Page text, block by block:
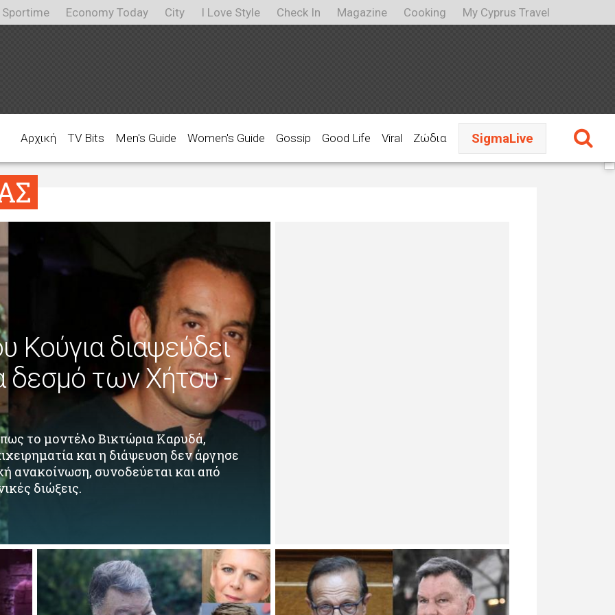
Sportime Economy Today City I Love Style Check In Magazine Cooking My Cyprus Travel
Αρχική TV Bits Men's Guide Women's Guide Gossip Good Life Viral Ζώδια SigmaLive
Κούγια διαψεύδει
δεσμό των Χήτου -
το μοντέλο Βικτώρια Καρυδά,
και η διάψευση δεν άργησε
ανακοίνωση, συνοδεύεται και από
διώξεις.